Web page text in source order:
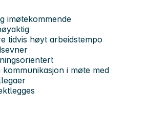
imøtekommende
tidvis høyt arbeidstempo
i møte med